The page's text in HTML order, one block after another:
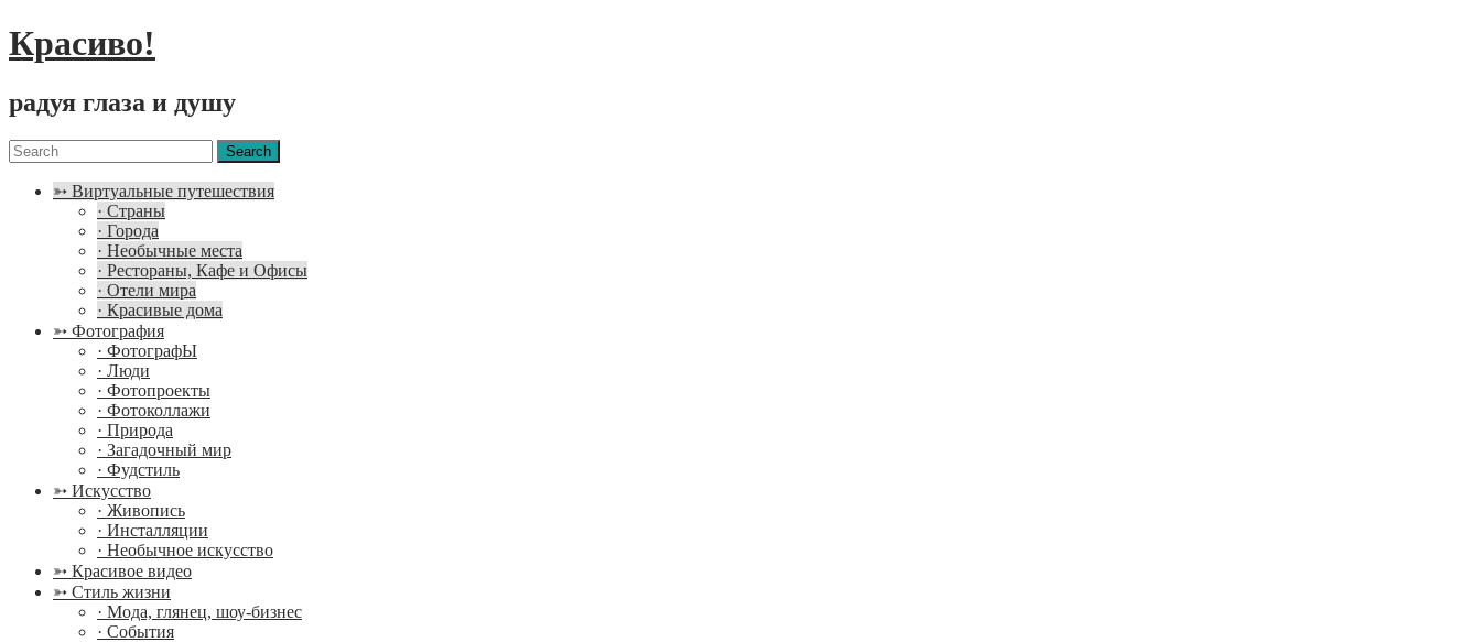
Красиво!
радуя глаза и душу
Menu
Search
for:
➳ Виртуальные путешествия
· Страны
· Города
· Необычные места
· Рестораны, Кафе и Офисы
· Отели мира
· Красивые дома
➳ Фотография
· ФотографЫ
· Люди
· Фотопроекты
· Фотоколлажи
· Природа
· Загадочный мир
· Фудстиль
➳ Искусство
· Живопись
· Инсталляции
· Необычное искусство
➳ Красивое видео
➳ Стиль жизни
· Мода, глянец, шоу-бизнес
· События